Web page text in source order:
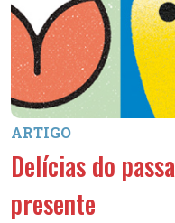
ARTIGO
Delícias do
presente